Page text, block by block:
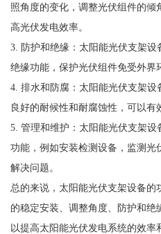
照角度的变化，调整光伏组件的
高光伏发电效率。
3. 防护和绝缘：太阳能光伏支架
绝缘功能，保护光伏组件免受外界
4. 排水和防腐：太阳能光伏支架
良好的耐候性和耐腐蚀性，可以有
5. 管理和维护：太阳能光伏支架
功能，例如安装检测设备，监测光
解决问题。
总的来说，太阳能光伏支架设备
的稳定安装、调整角度、防护和绝
以提高太阳能光伏发电系统的效率